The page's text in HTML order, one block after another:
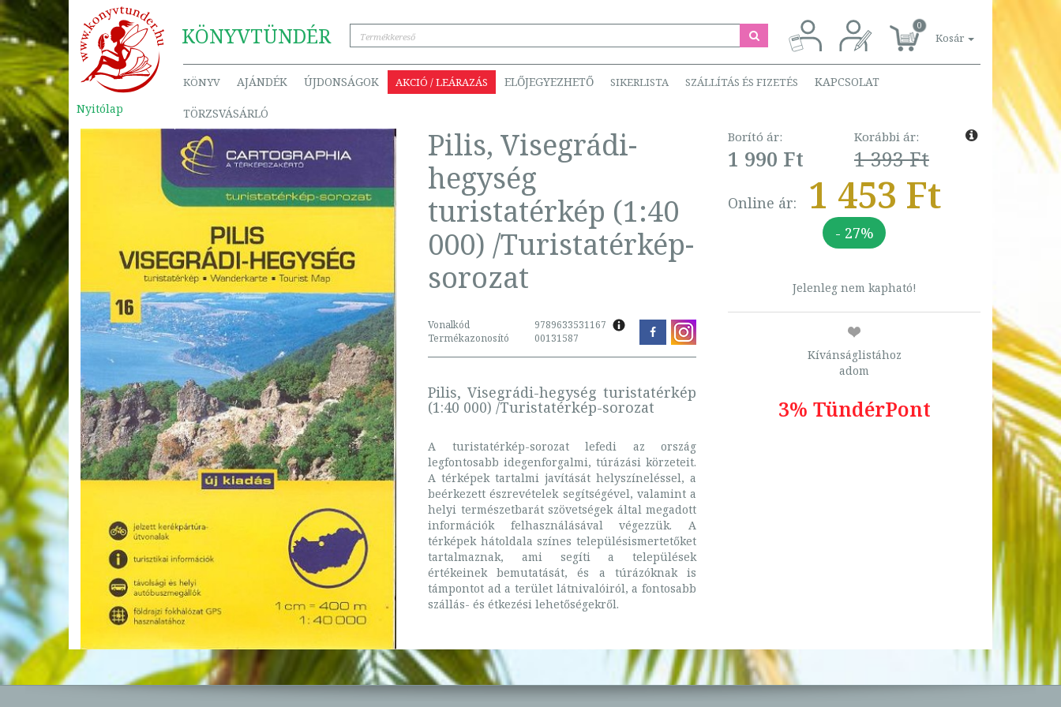
KÖNYVTÜNDÉR 0
Kosár
KÖNYV AJÁNDÉK ÚJDONSÁGOK AKCIÓ / LEÁRAZÁS ELŐJEGYEZHETŐ SIKERLISTA SZÁLLÍTÁS ÉS FIZETÉS KAPCSOLAT
TÖRZSVÁSÁRLÓ
Nyitólap
Pilis, Visegrádi-
hegység
turistatérkép (1:40
000) /Turistatérkép-
sorozat
Vonalkód
9789633531167
Termékazonosító
00131587
Pilis, Visegrádi-hegység turistatérkép
(1:40 000) /Turistatérkép-sorozat
A turistatérkép-sorozat lefedi az ország
legfontosabb idegenforgalmi, túrázási körzeteit.
A térképek tartalmi javítását helyszíneléssel, a
beérkezett észrevételek segítségével, valamint a
helyi természetbarát szövetségek által megadott
információk felhasználásával végezzük. A
térképek hátoldala színes településismertetőket
tartalmaznak, ami segíti a települések
értékeinek bemutatását, és a túrázóknak is
támpontot ad a terület látnivalóiról, a fontosabb
szállás- és étkezési lehetőségekről.
Borító ár:
1 990 Ft
Korábbi ár:
1 393 Ft
Online ár: 1 453 Ft
- 27%
Jelenleg nem kapható!
Kívánságlistához
adom
3% TündérPont